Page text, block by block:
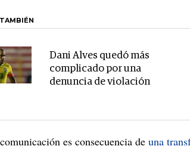
Dani Alves quedó más
complicado por una
denuncia de violación
es consecuencia de una